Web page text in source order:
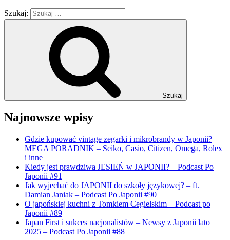
Szukaj:
Szukaj
Najnowsze wpisy
Gdzie kupować vintage zegarki i mikrobrandy w Japonii?
MEGA PORADNIK – Seiko, Casio, Citizen, Omega, Rolex
i inne
Kiedy jest prawdziwa JESIEŃ w JAPONII? – Podcast Po
Japonii #91
Jak wyjechać do JAPONII do szkoły językowej? – ft.
Damian Janiak – Podcast Po Japonii #90
O japońskiej kuchni z Tomkiem Cegielskim – Podcast po
Japonii #89
Japan First i sukces nacjonalistów – Newsy z Japonii lato
2025 – Podcast Po Japonii #88